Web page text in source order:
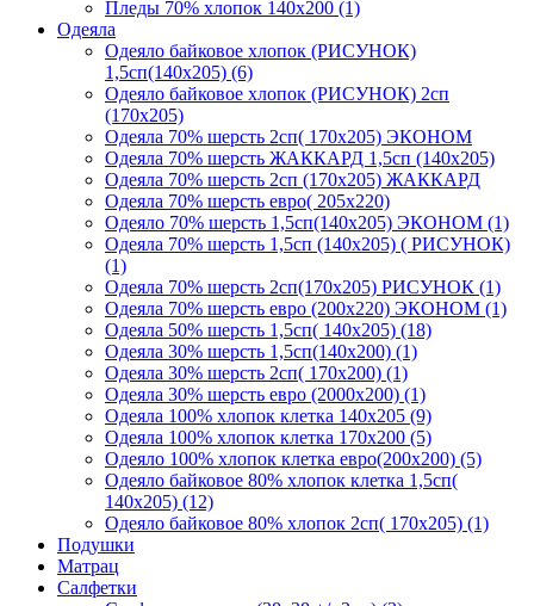
Пледы 70% хлопок 140х200 (1)
Одеяла
Одеяло байковое хлопок (РИСУНОК)
1,5сп(140х205) (6)
Одеяло байковое хлопок (РИСУНОК) 2сп
(170х205)
Одеяла 70% шерсть 2сп( 170х205) ЭКОНОМ
Одеяла 70% шерсть ЖАККАРД 1,5сп (140х205)
Одеяла 70% шерсть 2сп (170х205) ЖАККАРД
Одеяла 70% шерсть евро( 205х220)
Одеяло 70% шерсть 1,5сп(140х205) ЭКОНОМ (1)
Одеяла 70% шерсть 1,5сп (140х205) ( РИСУНОК)
(1)
Одеяла 70% шерсть 2сп(170х205) РИСУНОК (1)
Одеяла 70% шерсть евро (200х220) ЭКОНОМ (1)
Одеяла 50% шерсть 1,5сп( 140х205) (18)
Одеяла 30% шерсть 1,5сп(140х200) (1)
Одеяла 30% шерсть 2сп( 170х200) (1)
Одеяла 30% шерсть евро (2000х200) (1)
Одеяла 100% хлопок клетка 140х205 (9)
Одеяла 100% хлопок клетка 170х200 (5)
Одеяло 100% хлопок клетка евро(200х200) (5)
Одеяло байковое 80% хлопок клетка 1,5сп(
140х205) (12)
Одеяло байковое 80% хлопок 2сп( 170х205) (1)
Подушки
Матрац
Салфетки